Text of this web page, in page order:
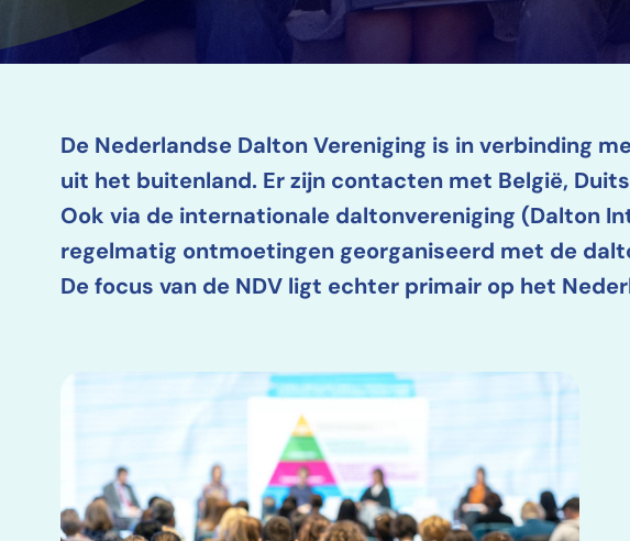
De Nederlandse Dalton Vereniging is in verbinding
uit het buitenland. Er zijn contacten met België,
Ook via de internationale daltonvereniging (Dalton
regelmatig ontmoetingen georganiseerd met de
De focus van de NDV ligt echter primair op het